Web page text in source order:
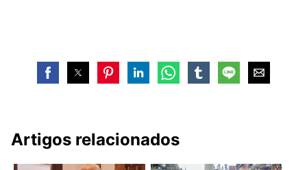
Artigos relacionados